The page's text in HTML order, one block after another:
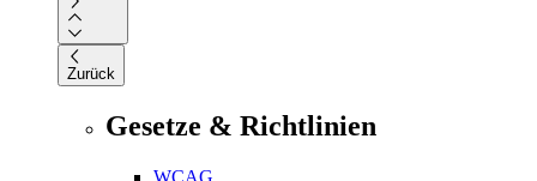
Zurück
Gesetze & Richtlinien
WCAG